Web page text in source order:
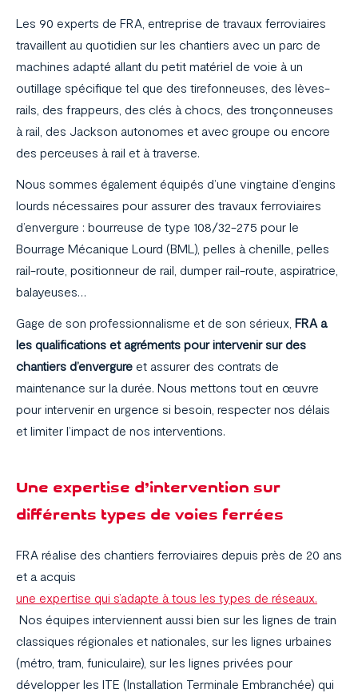
Les 90 experts de FRA, entreprise de travaux ferroviaires
travaillent au quotidien sur les chantiers avec un parc de
machines adapté allant du petit matériel de voie à un
outillage spécifique tel que des tirefonneuses, des lèves-
rails, des frappeurs, des clés à chocs, des tronçonneuses
à rail, des Jackson autonomes et avec groupe ou encore
des perceuses à rail et à traverse.
Nous sommes également équipés d’une vingtaine d’engins
lourds nécessaires pour assurer des travaux ferroviaires
d’envergure : bourreuse de type 108/32-275 pour le
Bourrage Mécanique Lourd (BML), pelles à chenille, pelles
rail-route, positionneur de rail, dumper rail-route, aspiratrice,
balayeuses…
Gage de son professionnalisme et de son sérieux, FRA a
les qualifications et agréments pour intervenir sur des
chantiers d’envergure et assurer des contrats de
maintenance sur la durée. Nous mettons tout en œuvre
pour intervenir en urgence si besoin, respecter nos délais
et limiter l’impact de nos interventions.
Une expertise d’intervention sur
différents types de voies ferrées
FRA réalise des chantiers ferroviaires depuis près de 20 ans
et a acquis
une expertise qui s’adapte à tous les types de réseaux.
Nos équipes interviennent aussi bien sur les lignes de train
classiques régionales et nationales, sur les lignes urbaines
(métro, tram, funiculaire), sur les lignes privées pour
développer les ITE (Installation Terminale Embranchée) qui
Réalisations
La société
Carrière
Actualités
Contact